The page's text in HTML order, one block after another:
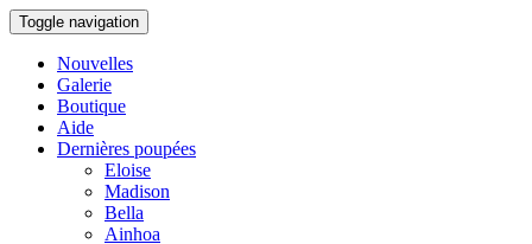
Toggle navigation
Nouvelles
Galerie
Boutique
Aide
Dernières poupées
Eloise
Madison
Bella
Ainhoa